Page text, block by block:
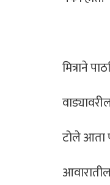
मित्राने
टोले आता